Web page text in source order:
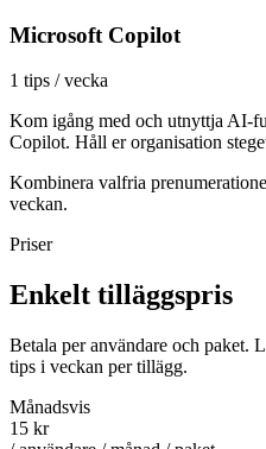
Microsoft Copilot
1 tips / vecka
Kom igång med och utnyttja AI-
Copilot. Håll er organisation
Kombinera valfria
veckan.
Priser
Enkelt tilläggspris
Betala per användare och paket.
tips i veckan per tillägg.
Månadsvis
15 kr